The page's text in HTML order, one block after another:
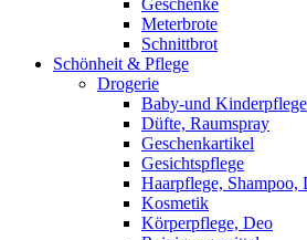
Geschenke
Meterbrote
Schnittbrot
Schönheit & Pflege
Drogerie
Baby-und Kinderpflege
Düfte, Raumspray
Geschenkartikel
Gesichtspflege
Haarpflege, Shampoo,
Kosmetik
Körperpflege, Deo